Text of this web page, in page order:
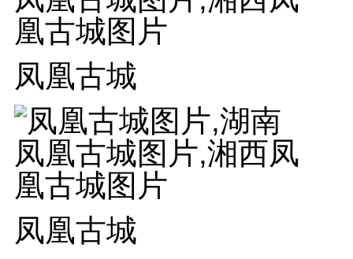
凤凰古城
凤凰古城